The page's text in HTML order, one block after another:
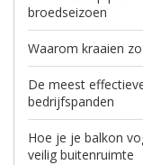
broedseizoen
Waarom kraaien
De meest
bedrijfspanden
Hoe je je balkon
veilig buitenruimte